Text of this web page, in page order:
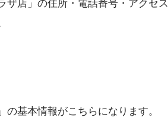
店」の住所・電話番号・アクセス
基本情報がこちらになります。